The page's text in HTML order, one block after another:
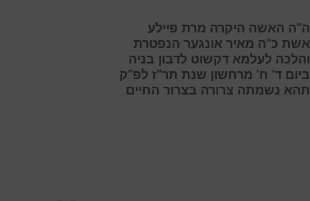
ה”ה האשה היקרה מרת פיילע
אשת כ”ה מאיר אונגער הנפטרת
והלכה לעלמא דקשוט לדבון בניה
ביום ד’ ח’ מרחשון שנת תר”ז לפ”ק
תהא נשמתה צרורה בצרור החיים